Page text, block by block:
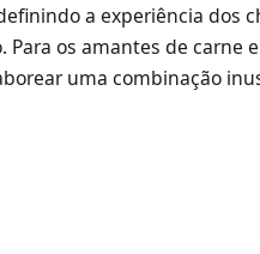
a experiência dos
os amantes de carne
uma combinação